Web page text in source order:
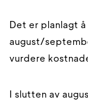
Det er planlagt
august/
vurdere
I slutten av